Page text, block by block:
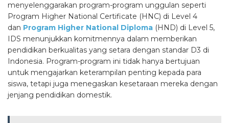
menyelenggarakan program-program unggulan seperti
Program Higher National Certificate (HNC) di Level 4
dan Program Higher National Diploma (HND) di Level 5,
IDS menunjukkan komitmennya dalam memberikan
pendidikan berkualitas yang setara dengan standar D3 di
Indonesia. Program-program ini tidak hanya bertujuan
untuk mengajarkan keterampilan penting kepada para
siswa, tetapi juga menegaskan kesetaraan mereka dengan
jenjang pendidikan domestik.